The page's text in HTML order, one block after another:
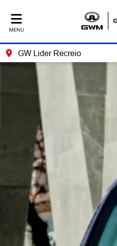
MENU
GW Lider Recreio